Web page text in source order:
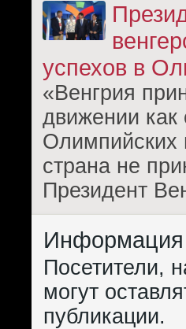
успехов в
«Венгрия
движении как
Олимпийских
страна не
Президент
Информация
Посетители,
могут
публикации.